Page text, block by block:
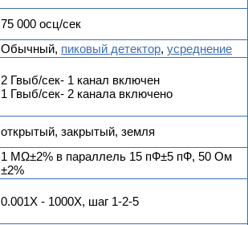
75 000 осц/сек
Обычный, пиковый детектор, усреднение
2 Гвыб/сек- 1 канал включен
1 Гвыб/сек- 2 канала включено
открытый, закрытый, земля
1 MΩ±2% в параллель 15 пФ±5 пФ, 50 Ом
±2%
0.001X - 1000X, шаг 1-2-5